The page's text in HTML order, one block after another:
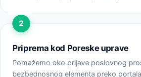
Priprema kod Poreske uprave
Pomažemo oko prijave poslovnog
bezbednosnog elementa preko